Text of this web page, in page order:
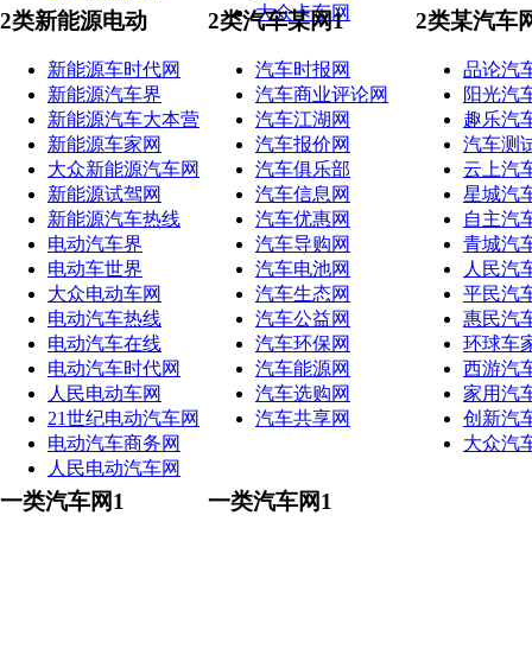
大众卡车网
2类新能源电动
新能源车时代网
新能源汽车界
新能源汽车大本营
新能源车家网
大众新能源汽车网
新能源试驾网
新能源汽车热线
电动汽车界
电动车世界
大众电动车网
电动汽车热线
电动汽车在线
电动汽车时代网
人民电动车网
21世纪电动汽车网
电动汽车商务网
人民电动汽车网
2类汽车某网1
汽车时报网
汽车商业评论网
汽车江湖网
汽车报价网
汽车俱乐部
汽车信息网
汽车优惠网
汽车导购网
汽车电池网
汽车生态网
汽车公益网
汽车环保网
汽车能源网
汽车选购网
汽车共享网
2类某汽车
品论汽
阳光汽
趣乐汽
汽车测
云上汽
星城汽
自主汽
青城汽
人民汽
平民汽
惠民汽
环球车
西游汽
家用汽
创新汽
大众汽
一类汽车网1 一类汽车网1